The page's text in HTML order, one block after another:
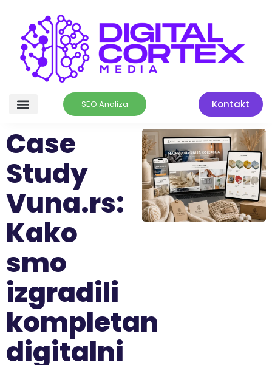
SEO Analiza Kontakt
Case
Study
Vuna.rs:
Kako
smo
izgradili
kompletan
digitalni